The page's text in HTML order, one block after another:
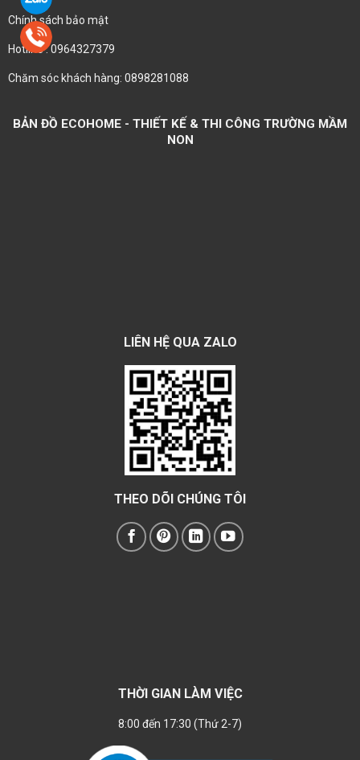
Chính sách bảo mật
Hotline : 0964327379
Chăm sóc khách hàng: 0898281088
BẢN ĐỒ ECOHOME - THIẾT KẾ & THI CÔNG TRƯỜNG MẦM
NON
LIÊN HỆ QUA ZALO
THEO DÕI CHÚNG TÔI
THỜI GIAN LÀM VIỆC
8:00 đến 17:30 (Thứ 2-7)